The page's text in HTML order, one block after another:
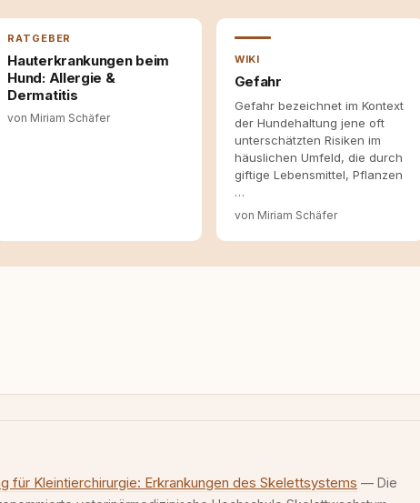
Mit meinen Texten möchte ich genau dazu beitragen.
RATGEBER
Hauterkrankungen beim
Hund: Allergie &
Dermatitis
von Miriam Schäfer
WIKI
Gefahr
Gefahr bezeichnet im Kontext
der Hundehaltung jene oft
unterschätzten Risiken im
häuslichen Umfeld, die durch
giftige Lebensmittel, Pflanzen
…
von Miriam Schäfer
für Kleintierchirurgie: Erkrankungen des Skelettsystems — Die